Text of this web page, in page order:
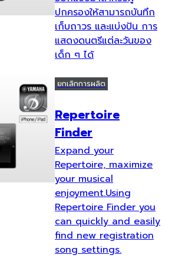
ปกครองให้สามารถบันทึก
เก็บถาวร และแบ่งปัน การ
แสดงดนตรีแต่ละวันของ
เด็ก ๆ ได้
Repertoire
Finder
ยกเลิกการผลิต
Expand your
Repertoire, maximize
your musical
enjoyment.Using
Repertoire Finder you
can quickly and easily
find new registration
song settings.